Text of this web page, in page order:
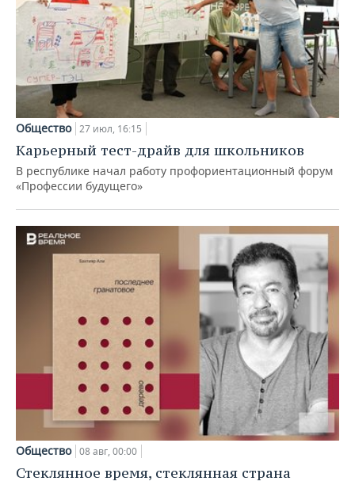
Общество 27 июл, 16:15
Карьерный тест-драйв для школьников
В республике начал работу профориентационный форум
«Профессии будущего»
Общество 08 авг, 00:00
Стеклянное время, стеклянная страна